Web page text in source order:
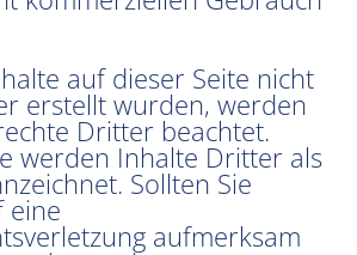
auf dieser Seite nicht
erstellt wurden, werden
Dritter beachtet.
werden Inhalte Dritter als
Sollten Sie
eine
aufmerksam